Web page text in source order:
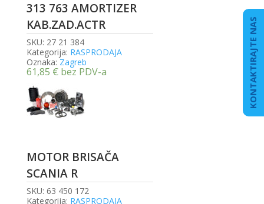
313 763 AMORTIZER
KAB.ZAD.ACTR
SKU: 27 21 384
Kategorija: RASPRODAJA
Oznaka: Zagreb
61,85 € bez PDV-a
MOTOR BRISAČA
SCANIA R
SKU: 63 450 172
Kategorija: RASPRODAJA
KONTAKTIRAJTE NAS